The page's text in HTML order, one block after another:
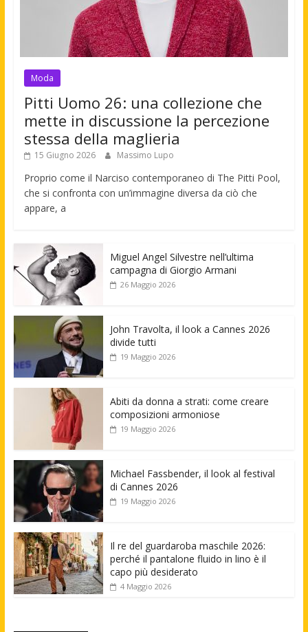
Moda
Pitti Uomo 26: una collezione che
mette in discussione la percezione
stessa della maglieria
15 Giugno 2026 Massimo Lupo
Proprio come il Narciso contemporaneo di The Pitti Pool,
che si confronta con un’immagine diversa da ciò che
appare, a
Miguel Angel Silvestre nell’ultima
campagna di Giorgio Armani
26 Maggio 2026
John Travolta, il look a Cannes 2026
divide tutti
19 Maggio 2026
Abiti da donna a strati: come creare
composizioni armoniose
19 Maggio 2026
Michael Fassbender, il look al festival
di Cannes 2026
19 Maggio 2026
Il re del guardaroba maschile 2026:
perché il pantalone fluido in lino è il
capo più desiderato
4 Maggio 2026